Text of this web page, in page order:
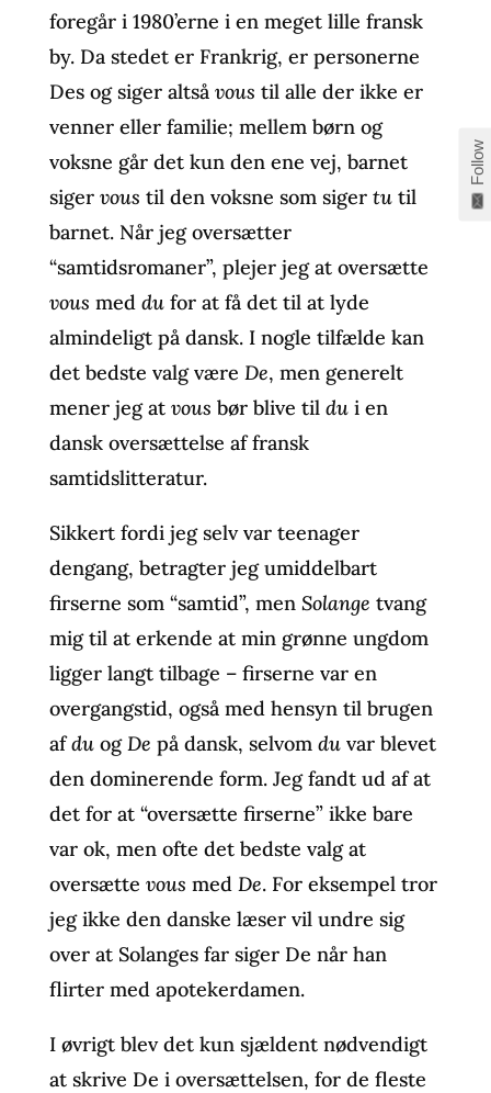
foregår i 1980’erne i en meget lille fransk
by. Da stedet er Frankrig, er personerne
Des og siger altså vous til alle der ikke er
venner eller familie; mellem børn og
voksne går det kun den ene vej, barnet
siger vous til den voksne som siger tutil
barnet. Når jeg oversætter
“samtidsromaner”, plejer jeg at oversætte
vous med dufor at få det til at lyde
almindeligt på dansk. I nogle tilfælde kan
det bedste valg være De, men generelt
mener jeg at vous bør blive til dui en
dansk oversættelse af fransk
samtidslitteratur.
Sikkert fordi jeg selv var teenager
dengang, betragter jeg umiddelbart
firserne som “samtid”, men Solange tvang
mig til at erkende at min grønne ungdom
ligger langt tilbage – firserne var en
overgangstid, også med hensyn til brugen
afduogDe på dansk, selvom duvar blevet
den dominerende form. Jeg fandt ud af at
det for at “oversætte firserne” ikke bare
var ok, men ofte det bedste valg at
oversætte vous med De. For eksempel tror
jeg ikke den danske læser vil undre sig
over at Solanges far siger De når han
flirter med apotekerdamen.
I øvrigt blev det kun sjældent nødvendigt
at skrive De i oversættelsen, for de fleste
Follow